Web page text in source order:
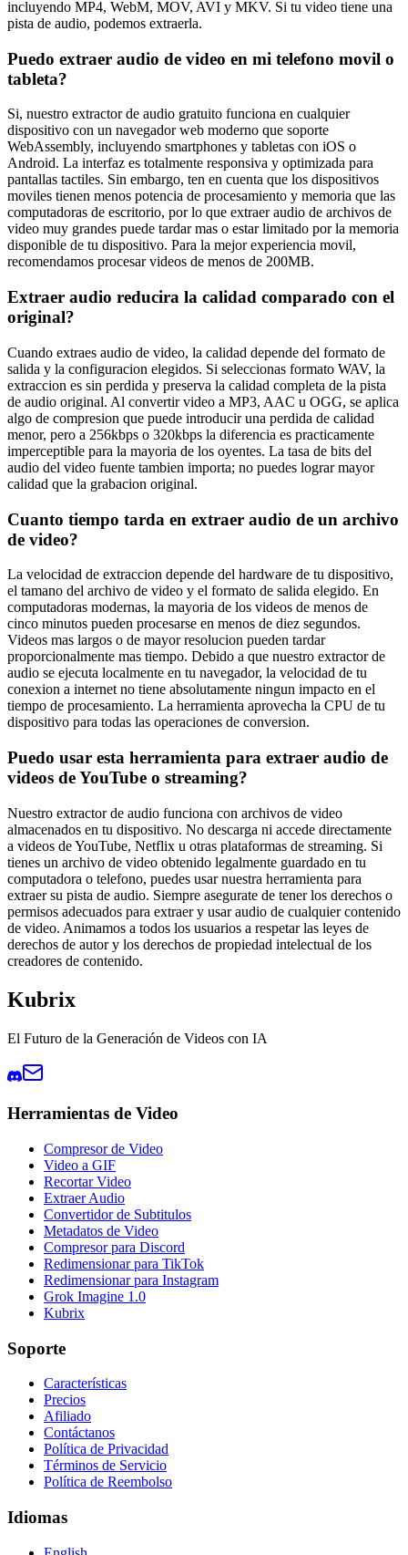
incluyendo MP4, WebM, MOV, AVI y MKV. Si tu video tiene una
pista de audio, podemos extraerla.
Puedo extraer audio de video en mi telefono movil o
tableta?
Si, nuestro extractor de audio gratuito funciona en cualquier
dispositivo con un navegador web moderno que soporte
WebAssembly, incluyendo smartphones y tabletas con iOS o
Android. La interfaz es totalmente responsiva y optimizada para
pantallas tactiles. Sin embargo, ten en cuenta que los dispositivos
moviles tienen menos potencia de procesamiento y memoria que las
computadoras de escritorio, por lo que extraer audio de archivos de
video muy grandes puede tardar mas o estar limitado por la memoria
disponible de tu dispositivo. Para la mejor experiencia movil,
recomendamos procesar videos de menos de 200MB.
Extraer audio reducira la calidad comparado con el
original?
Cuando extraes audio de video, la calidad depende del formato de
salida y la configuracion elegidos. Si seleccionas formato WAV, la
extraccion es sin perdida y preserva la calidad completa de la pista
de audio original. Al convertir video a MP3, AAC u OGG, se aplica
algo de compresion que puede introducir una perdida de calidad
menor, pero a 256kbps o 320kbps la diferencia es practicamente
imperceptible para la mayoria de los oyentes. La tasa de bits del
audio del video fuente tambien importa; no puedes lograr mayor
calidad que la grabacion original.
Cuanto tiempo tarda en extraer audio de un archivo
de video?
La velocidad de extraccion depende del hardware de tu dispositivo,
el tamano del archivo de video y el formato de salida elegido. En
computadoras modernas, la mayoria de los videos de menos de
cinco minutos pueden procesarse en menos de diez segundos.
Videos mas largos o de mayor resolucion pueden tardar
proporcionalmente mas tiempo. Debido a que nuestro extractor de
audio se ejecuta localmente en tu navegador, la velocidad de tu
conexion a internet no tiene absolutamente ningun impacto en el
tiempo de procesamiento. La herramienta aprovecha la CPU de tu
dispositivo para todas las operaciones de conversion.
Puedo usar esta herramienta para extraer audio de
videos de YouTube o streaming?
Nuestro extractor de audio funciona con archivos de video
almacenados en tu dispositivo. No descarga ni accede directamente
a videos de YouTube, Netflix u otras plataformas de streaming. Si
tienes un archivo de video obtenido legalmente guardado en tu
computadora o telefono, puedes usar nuestra herramienta para
extraer su pista de audio. Siempre asegurate de tener los derechos o
permisos adecuados para extraer y usar audio de cualquier contenido
de video. Animamos a todos los usuarios a respetar las leyes de
derechos de autor y los derechos de propiedad intelectual de los
creadores de contenido.
Kubrix
El Futuro de la Generación de Videos con IA
Herramientas de Video
Compresor de Video
Video a GIF
Recortar Video
Extraer Audio
Convertidor de Subtitulos
Metadatos de Video
Compresor para Discord
Redimensionar para TikTok
Redimensionar para Instagram
Grok Imagine 1.0
Kubrix
Soporte
Características
Precios
Afiliado
Contáctanos
Política de Privacidad
Términos de Servicio
Política de Reembolso
Idiomas